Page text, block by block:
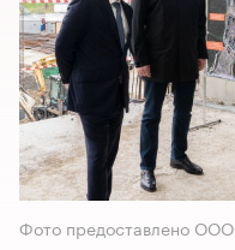
Фото предоставлено ООО